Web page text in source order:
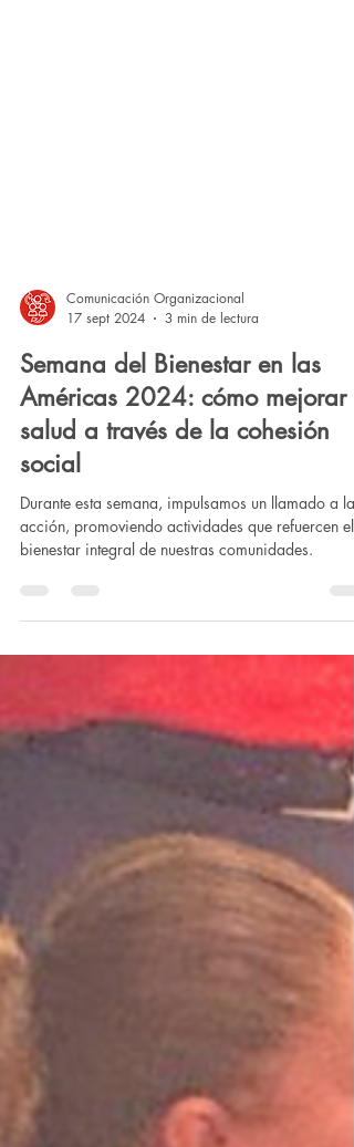
Comunicación Organizacional
17 sept 2024
3 min de lectura
Semana del Bienestar en las
Américas 2024: cómo mejorar
salud a través de la cohesión
bienestar integral de nuestras comunidades.